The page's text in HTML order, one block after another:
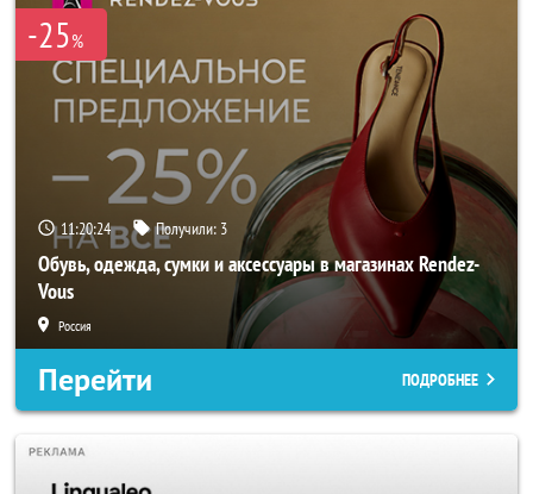
-25%
11:20:22 Получили: 3
Обувь, одежда, сумки и аксессуары в магазинах Rendez-
Vous
Россия
Перейти ПОДРОБНЕЕ